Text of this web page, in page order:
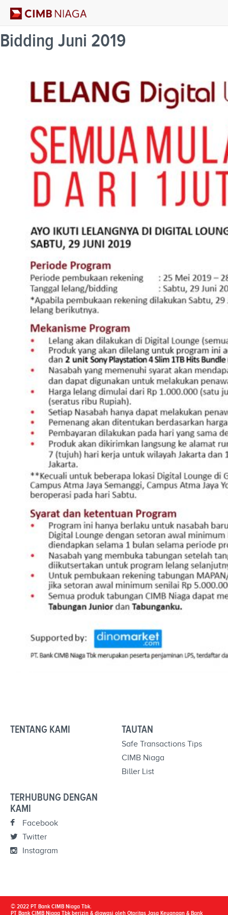
Bidding Juni 2019
TENTANG KAMI TAUTAN
Safe Transactions Tips
CIMB Niaga
Biller List
TERHUBUNG DENGAN
KAMI
Facebook
Twitter
Instagram
© 2022 PT Bank CIMB Niaga Tbk.
PT Bank CIMB Niaga Tbk berizin & diawasi oleh Otoritas Jasa Keuangan & Bank